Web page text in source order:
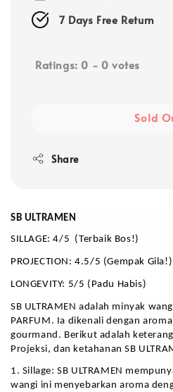
7 Days Free Return
Ratings: 0 - 0 votes
Sold
Share
SB ULTRAMEN
SILLAGE: 4/5  (Terbaik Bos!)
PROJECTION: 4.5/5 (Gempak Gila!)
LONGEVITY: 5/5 (Padu Habis)
SB ULTRAMEN adalah minyak
PARFUM. Ia dikenali dengan
gourmand. Berikut adalah
Projeksi, dan ketahanan SB
1. Sillage: SB ULTRAMEN
wangi ini menyebarkan aroma